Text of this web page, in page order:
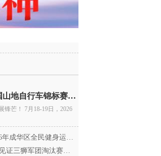
“庚水田园杯”2026年全国山地自行车锦标赛暨全国青年
锋芒！ 7月18-19日，2026
华区全民健身运动会暨
三狮军团淘汰赛征程